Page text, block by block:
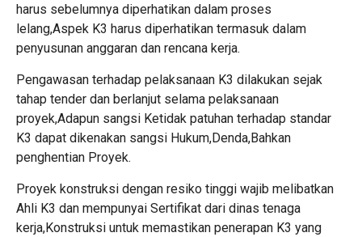
harus sebelumnya diperhatikan dalam proses
lelang,Aspek K3 harus diperhatikan termasuk dalam
penyusunan anggaran dan rencana kerja.
Pengawasan terhadap pelaksanaan K3 dilakukan sejak
tahap tender dan berlanjut selama pelaksanaan
proyek,Adapun sangsi Ketidak patuhan terhadap standar
K3 dapat dikenakan sangsi Hukum,Denda,Bahkan
penghentian Proyek.
Proyek konstruksi dengan resiko tinggi wajib melibatkan
Ahli K3 dan mempunyai Sertifikat dari dinas tenaga
kerja,Konstruksi untuk memastikan penerapan K3 yang